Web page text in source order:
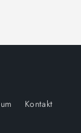
Kontakt